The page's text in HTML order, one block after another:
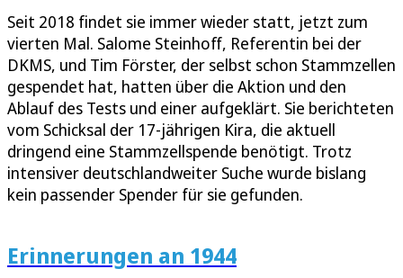
Seit 2018 findet sie immer wieder statt, jetzt zum
vierten Mal. Salome Steinhoff, Referentin bei der
DKMS, und Tim Förster, der selbst schon Stammzellen
gespendet hat, hatten über die Aktion und den
Ablauf des Tests und einer aufgeklärt. Sie berichteten
vom Schicksal der 17-jährigen Kira, die aktuell
dringend eine Stammzellspende benötigt. Trotz
intensiver deutschlandweiter Suche wurde bislang
kein passender Spender für sie gefunden.
Erinnerungen an 1944